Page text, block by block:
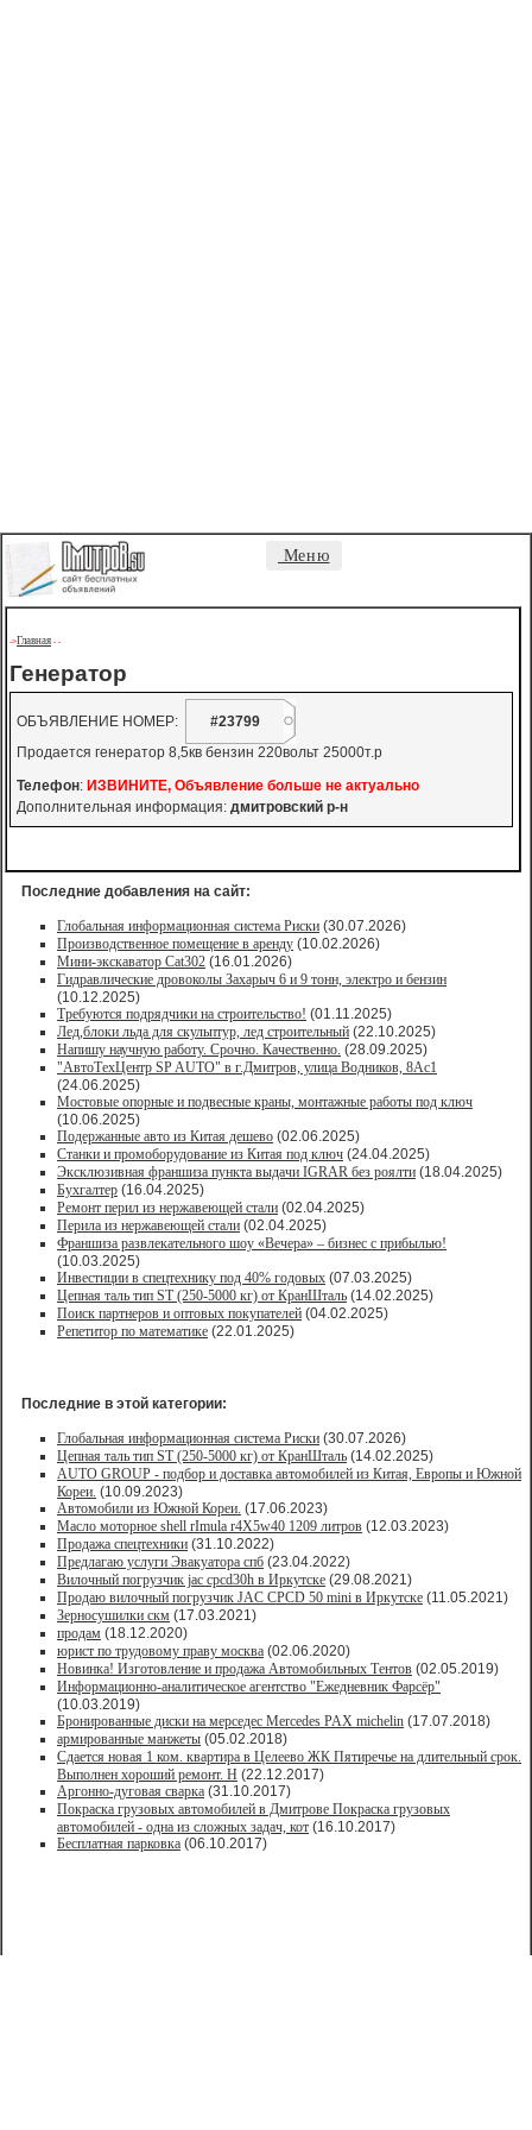
Меню
->Главная - -
Генератор
ОБЪЯВЛЕНИЕ НОМЕР:
#23799
Продается генератор 8,5кв бензин 220вольт 25000т.р
Телефон: ИЗВИНИТЕ, Объявление больше не актуально
Дополнительная информация: дмитровский р-н
Последние добавления на сайт:
Глобальная информационная система Риски (30.07.2026)
Производственное помещение в аренду (10.02.2026)
Мини-экскаватор Cat302 (16.01.2026)
Гидравлические дровоколы Захарыч 6 и 9 тонн, электро и бензин
(10.12.2025)
Требуются подрядчики на строительство! (01.11.2025)
Лед,блоки льда для скульптур, лед строительный (22.10.2025)
Напишу научную работу. Срочно. Качественно. (28.09.2025)
"АвтоТехЦентр SP AUTO" в г.Дмитров, улица Водников, 8Ас1
(24.06.2025)
Мостовые опорные и подвесные краны, монтажные работы под ключ
(10.06.2025)
Подержанные авто из Китая дешево (02.06.2025)
Станки и промоборудование из Китая под ключ (24.04.2025)
Эксклюзивная франшиза пункта выдачи IGRAR без роялти (18.04.2025)
Бухгалтер (16.04.2025)
Ремонт перил из нержавеющей стали (02.04.2025)
Перила из нержавеющей стали (02.04.2025)
Франшиза развлекательного шоу «Вечера» – бизнес с прибылью!
(10.03.2025)
Инвестиции в спецтехнику под 40% годовых (07.03.2025)
Цепная таль тип ST (250-5000 кг) от КранШталь (14.02.2025)
Поиск партнеров и оптовых покупателей (04.02.2025)
Репетитор по математике (22.01.2025)
Последние в этой категории:
Глобальная информационная система Риски (30.07.2026)
Цепная таль тип ST (250-5000 кг) от КранШталь (14.02.2025)
AUTO GROUP - подбор и доставка автомобилей из Китая, Европы и Южной
Кореи. (10.09.2023)
Автомобили из Южной Кореи. (17.06.2023)
Масло моторное shell rImula r4X5w40 1209 литров (12.03.2023)
Продажа спецтехники (31.10.2022)
Предлагаю услуги Эвакуатора спб (23.04.2022)
Вилочный погрузчик jac cpcd30h в Иркутске (29.08.2021)
Продаю вилочный погрузчик JAC CPCD 50 mini в Иркутске (11.05.2021)
Зерносушилки скм (17.03.2021)
продам (18.12.2020)
юрист по трудовому праву москва (02.06.2020)
Новинка! Изготовление и продажа Автомобильных Тентов (02.05.2019)
Информационно-аналитическое агентство "Ежедневник Фарсёр"
(10.03.2019)
Бронированные диски на мерседес Mercedes PAX michelin (17.07.2018)
армированные манжеты (05.02.2018)
Сдается новая 1 ком. квартира в Целеево ЖК Пятиречье на длительный срок.
Выполнен хороший ремонт. Н (22.12.2017)
Аргонно-дуговая сварка (31.10.2017)
Покраска грузовых автомобилей в Дмитрове Покраска грузовых
автомобилей - одна из сложных задач, кот (16.10.2017)
Бесплатная парковка (06.10.2017)